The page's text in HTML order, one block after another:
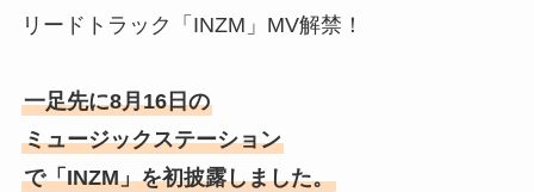
リードトラック「INZM」MV解禁！
一足先に8月16日の
ミュージックステーション
で「INZM」を初披露しました。